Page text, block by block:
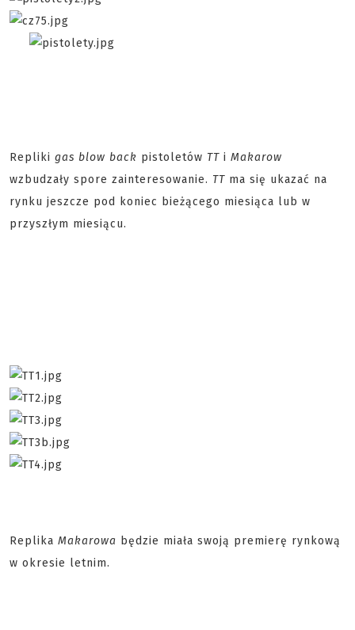
Repliki gas blow back pistoletów TT i Makarow
wzbudzały spore zainteresowanie. TT ma się ukazać na
rynku jeszcze pod koniec bieżącego miesiąca lub w
przyszłym miesiącu.
Replika Makarowa będzie miała swoją premierę rynkową
w okresie letnim.